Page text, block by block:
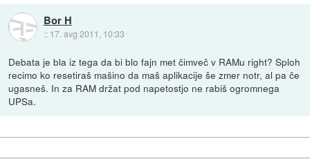
Bor H
:: 17. avg 2011, 10:33
Debata je bla iz tega da bi blo fajn met čimveč v RAMu right? Sploh
recimo ko resetiraš mašino da maš aplikacije še zmer notr, al pa če
ugasneš. In za RAM držat pod napetostjo ne rabiš ogromnega
UPSa.